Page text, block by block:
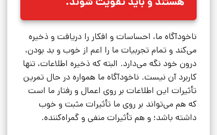
ناخودآگاه ما، احساسات و افکار را دریافت و ذخیره
می‌کند و تمام تجربیات ما را اعم از خوب و بد بودن،
درون خود نگه می‌دارد. البته که ذخیره اطلاعات، تنها
کاربرد آن نیست. ناخودآگاه ما همواره در حال تمرین
تأثیرات این اطلاعات بر روی اعمال و رفتار ما است
که هم می‌تواند بر روی ما تأثیرات مثبت و خوب
داشته باشد؛ و هم تأثیرات منفی و گمراه‌کننده.